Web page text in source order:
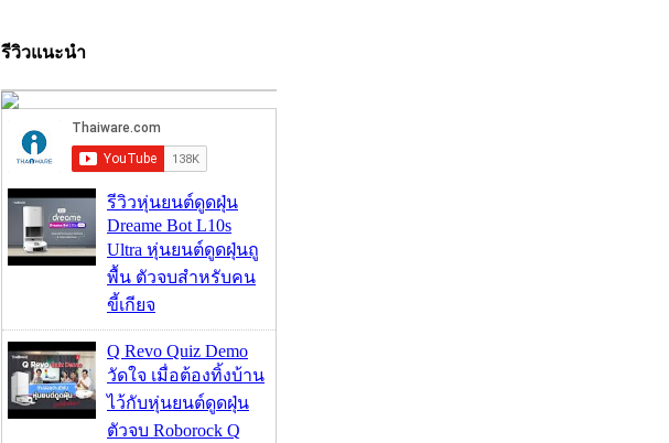
รีวิวแนะนำ
รีวิวหุ่นยนต์ดูดฝุ่น
Dreame Bot L10s
Ultra หุ่นยนต์ดูดฝุ่นถู
พื้น ตัวจบสำหรับคน
ขี้เกียจ
Q Revo Quiz Demo
วัดใจ เมื่อต้องทิ้งบ้าน
ไว้กับหุ่นยนต์ดูดฝุ่น
ตัวจบ Roborock Q